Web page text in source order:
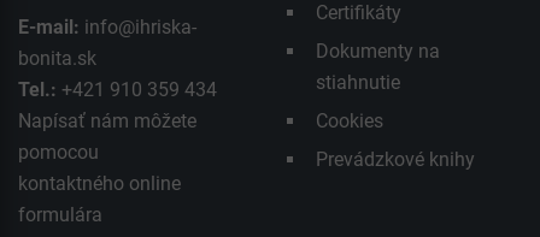
E-mail: info@ihriska-
bonita.sk
Tel.: +421 910 359 434
Napísať nám môžete
pomocou
kontaktného online
formulára
Certifikáty
Dokumenty na
stiahnutie
Cookies
Prevádzkové knihy